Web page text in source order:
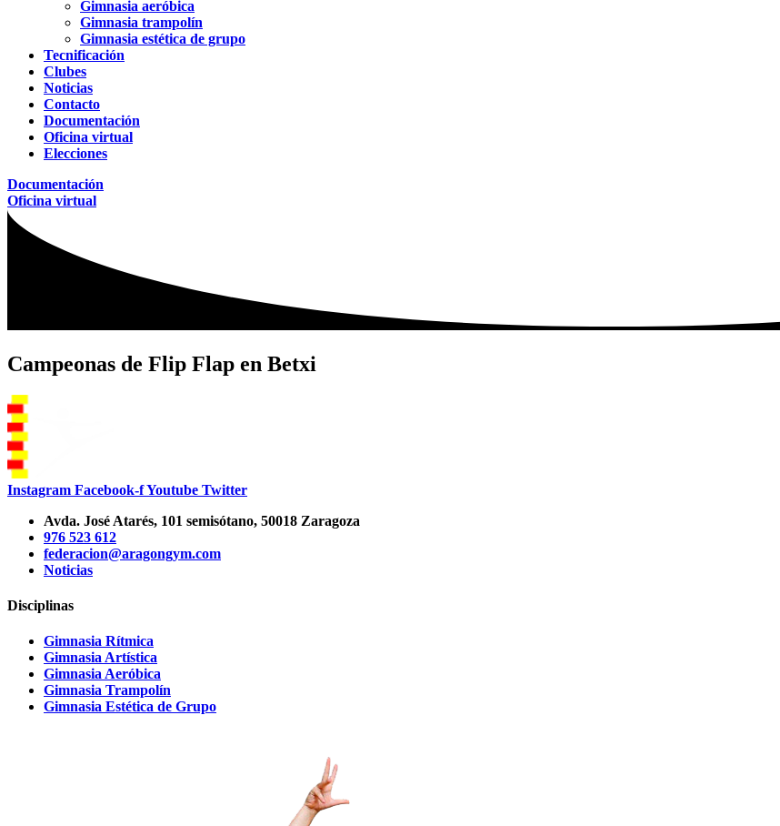
Gimnasia aeróbica
Gimnasia trampolín
Gimnasia estética de grupo
Tecnificación
Clubes
Noticias
Contacto
Documentación
Oficina virtual
Elecciones
Documentación
Oficina virtual
Campeonas de Flip Flap en Betxi
Instagram Facebook-fYoutube Twitter
Avda. José Atarés, 101 semisótano, 50018 Zaragoza
976 523 612
federacion@aragongym.com
Noticias
Disciplinas
Gimnasia Rítmica
Gimnasia Artística
Gimnasia Aeróbica
Gimnasia Trampolín
Gimnasia Estética de Grupo